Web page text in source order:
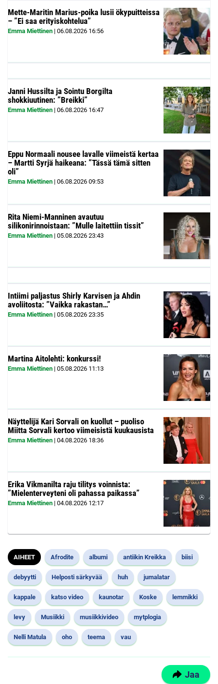
Mette-Maritin Marius-poika lusii ökypuitteissa
– ”Ei saa erityiskohtelua”
Emma Miettinen | 06.08.2026 16:56
Janni Hussilta ja Sointu Borgilta
shokkiuutinen: ”Breikki”
Emma Miettinen | 06.08.2026 16:47
Eppu Normaali nousee lavalle viimeistä kertaa
– Martti Syrjä haikeana: ”Tässä tämä sitten
oli”
Emma Miettinen | 06.08.2026 09:53
Rita Niemi-Manninen avautuu
silikonirinnoistaan: ”Mulle laitettiin tissit”
Emma Miettinen | 05.08.2026 23:43
Intiimi paljastus Shirly Karvisen ja Ahdin
avoliitosta: ”Vaikka rakastan…”
Emma Miettinen | 05.08.2026 23:35
Martina Aitolehti: konkurssi!
Emma Miettinen | 05.08.2026 11:13
Näyttelijä Kari Sorvali on kuollut – puoliso
Miitta Sorvali kertoo viimeisistä kuukausista
Emma Miettinen | 04.08.2026 18:36
Erika Vikmanilta raju tilitys voinnista:
”Mielenterveyteni oli pahassa paikassa”
Emma Miettinen | 04.08.2026 12:17
AIHEET Afrodite albumi antiikin Kreikka biisi
debyytti Helposti särkyvää huh jumalatar
kappale katso video kaunotar Koske lemmikki
levy Musiikki musiikkivideo mytplogia
Nelli Matula oho teema vau
Jaa